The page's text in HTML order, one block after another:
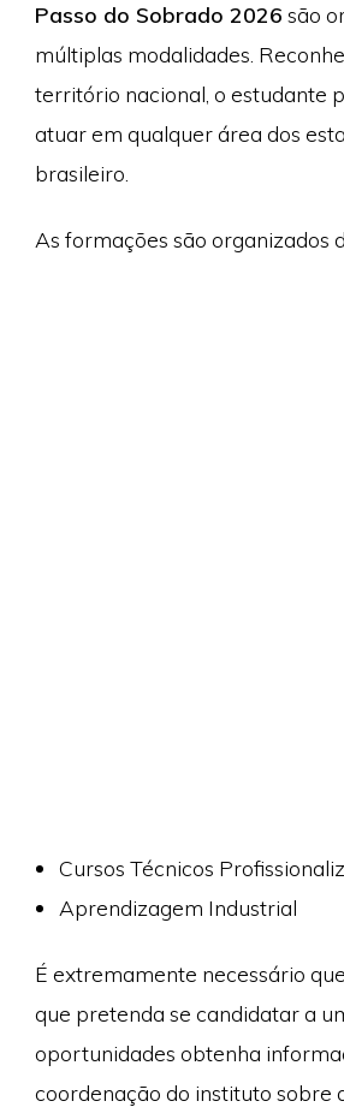
Passo do Sobrado 2026 são
múltiplas modalidades.
território nacional, o estudante
atuar em qualquer área dos
brasileiro.
As formações são organizados
Cursos Técnicos
Aprendizagem Industrial
É extremamente necessário
que pretenda se candidatar a
oportunidades obtenha
coordenação do instituto sobre